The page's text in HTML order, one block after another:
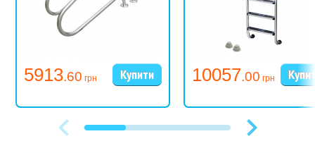
5913.60 грн 10057.00 грн